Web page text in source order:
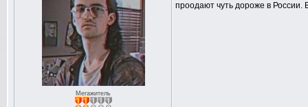
Мегажитель
проодают чуть дороже в России.